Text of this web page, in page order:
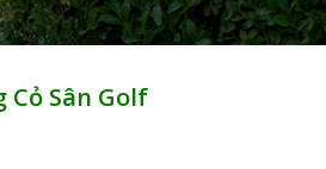
Cỏ Sân Golf